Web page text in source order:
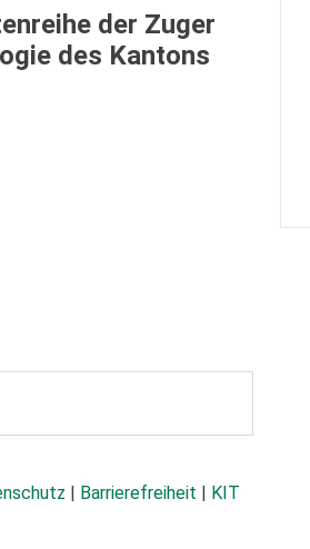
der Zuger
des Kantons
| Barrierefreiheit | KIT